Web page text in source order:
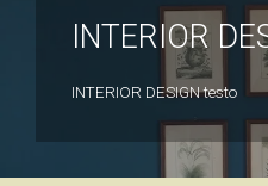
INTERIOR
INTERIOR DESIGN testo